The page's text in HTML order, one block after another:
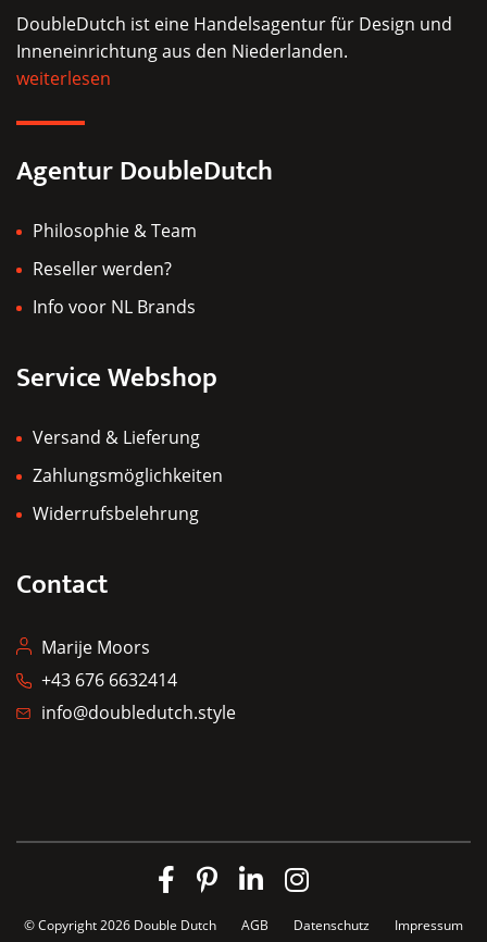
DoubleDutch ist eine Handelsagentur für Design und
Inneneinrichtung aus den Niederlanden.
weiterlesen
Agentur DoubleDutch
Philosophie & Team
Reseller werden?
Info voor NL Brands
Service Webshop
Versand & Lieferung
Zahlungsmöglichkeiten
Widerrufsbelehrung
Contact
Marije Moors
+43 676 6632414
info@doubledutch.style
© Copyright 2026 Double Dutch AGB Datenschutz Impressum